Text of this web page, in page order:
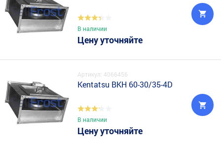
В наличии
Цену уточняйте
Артикул: 4066456
Kentatsu BKH 60-30/35-4D
В наличии
Цену уточняйте